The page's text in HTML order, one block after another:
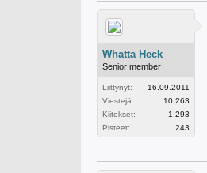
Whatta Heck
Senior member
Liittynyt:
16.09.2011
Viestejä:
10,263
Kiitokset:
1,293
Pisteet:
243